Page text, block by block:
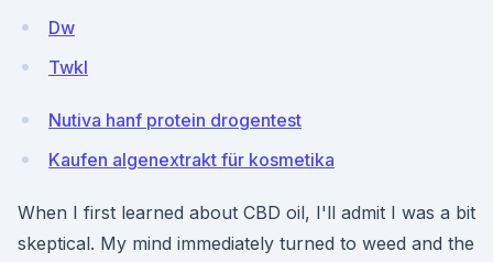
Dw
TwkI
Nutiva hanf protein drogentest
Kaufen algenextrakt für kosmetika
When I first learned about CBD oil, I'll admit I was a bit
skeptical. My mind immediately turned to weed and the